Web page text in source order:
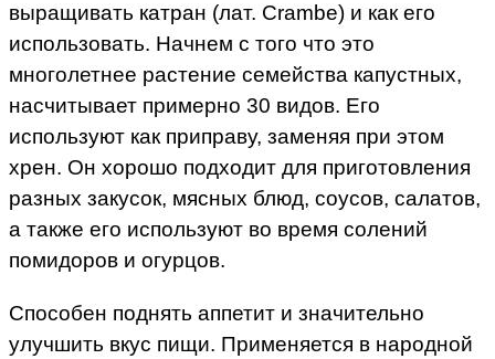
выращивать катран (лат. Crambe) и как его
использовать. Начнем с того что это
многолетнее растение семейства капустных,
насчитывает примерно 30 видов. Его
используют как приправу, заменяя при этом
хрен. Он хорошо подходит для приготовления
разных закусок, мясных блюд, соусов, салатов,
а также его используют во время солений
помидоров и огурцов.
Способен поднять аппетит и значительно
улучшить вкус пищи. Применяется в народной